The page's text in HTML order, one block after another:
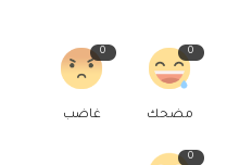
0
مضحك
0
غاضب
0